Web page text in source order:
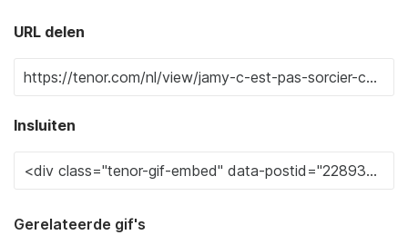
URL delen
Insluiten
Gerelateerde gif's